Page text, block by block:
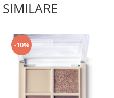
-10%